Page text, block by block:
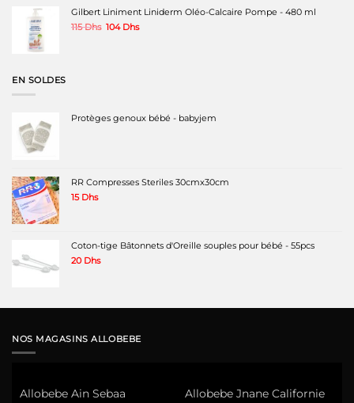
était :
160 Dhs.
est :
100 Dhs.
Gilbert Liniment Liniderm Oléo-Calcaire Pompe - 480 ml
115Dhs Le
104 DhsLe
EN SOLDES
Protèges genoux bébé - babyjem
RR Compresses Steriles 30cmx30cm
15 Dhs
Coton-tige Bâtonnets d'Oreille souples pour bébé - 55pcs
20 Dhs
NOS MAGASINS ALLOBEBE
Allobebe Ain Sebaa Allobebe Jnane Californie